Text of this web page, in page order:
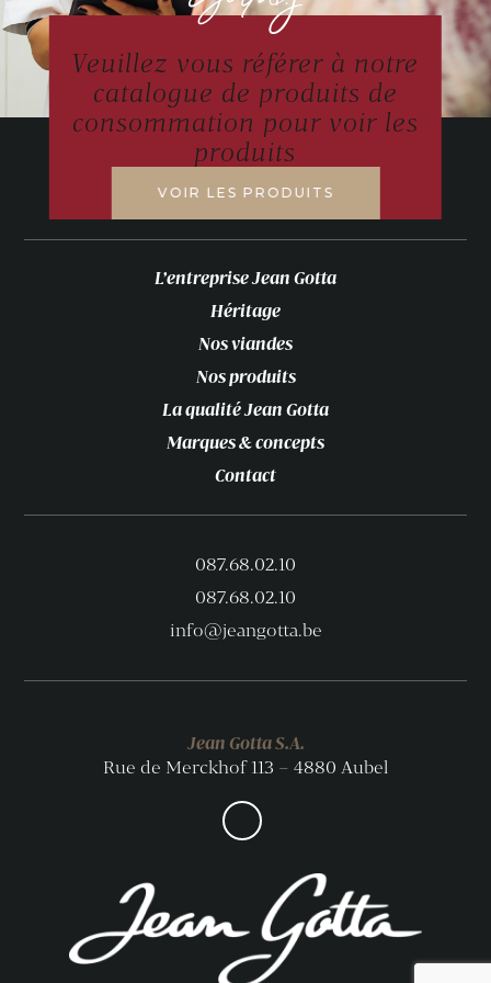
Veuillez vous référer à notre
catalogue de produits de
consommation pour voir les
produits
VOIR LES PRODUITS
L’entreprise Jean Gotta
Héritage
Nos viandes
Nos produits
La qualité Jean Gotta
Marques & concepts
Contact
087.68.02.10
087.68.02.10
info@jeangotta.be
Jean Gotta S.A.
Rue de Merckhof 113 – 4880 Aubel